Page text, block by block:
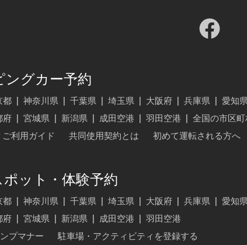
ングカー予約
都 神奈川県 千葉県 埼玉県 大阪府 兵庫県 愛知
府 宮城県 新潟県 成田空港 羽田空港
全国の市区町
ご利用ガイド
共同使用契約とは 初めて運転される方へ
ポット・体験予約
都 神奈川県 千葉県 埼玉県 大阪府 兵庫県 愛知
府 宮城県 新潟県 成田空港
羽田空港
プマナー
駐車場・アクティビティを登録する